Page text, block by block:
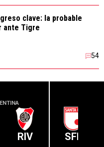
clave: la probable
ante Tigre
54
RIV SFE